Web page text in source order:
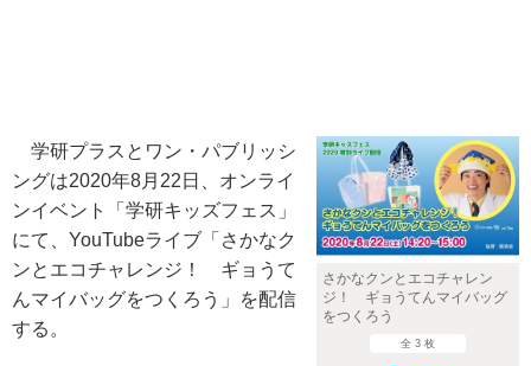
さかなクンとエコチャレン
ジ！ ギョうてんマイバッグ
をつくろう
全 3 枚
学研プラスとワン・パブリッシ
ングは2020年8月22日、オンライ
ンイベント「学研キッズフェス」
にて、YouTubeライブ「さかなク
ンとエコチャレンジ！ ギョうて
んマイバッグをつくろう」を配信
する。